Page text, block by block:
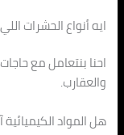
ايه أنواع الحشرات
احنا بنتعامل مع
والعقارب.
هل المواد الكيميائية